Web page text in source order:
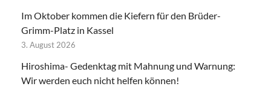
Im Oktober kommen die Kiefern für den Brüder-
Grimm-Platz in Kassel
3. August 2026
Hiroshima- Gedenktag mit Mahnung und Warnung:
Wir werden euch nicht helfen können!